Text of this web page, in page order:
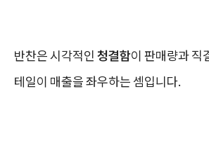
반찬은 시각적인청결함이 판매량과 직
테일이 매출을 좌우하는 셈입니다.